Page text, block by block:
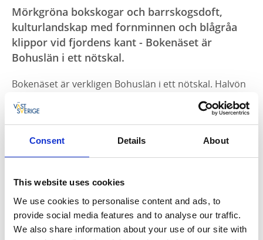
Consent Details About
This website uses cookies
We use cookies to personalise content and ads, to
provide social media features and to analyse our traffic.
We also share information about your use of our site with
Mörkgröna bokskogar och barrskogsdoft,
kulturlandskap med fornminnen och blågråa
klippor vid fjordens kant - Bokenäset är
Bohuslän i ett nötskal.
Bokenäset är verkligen Bohuslän i ett nötskal. Halvön
bjuder på både kontraster och harmoni. Här finns
mörkgröna bok- och barrskogar med fina
vandringsleder, och du har alltid nära till de blågrå
klippor och stränder som ramas in av
Havstensfjorden, Nordströmmarna och
granne och ha nära till det mesta som händer på
Bokenäset, kan femstjärnigaHafsten resortvara helt
rätt. Bada och sola vid stranden eller poolen, äta